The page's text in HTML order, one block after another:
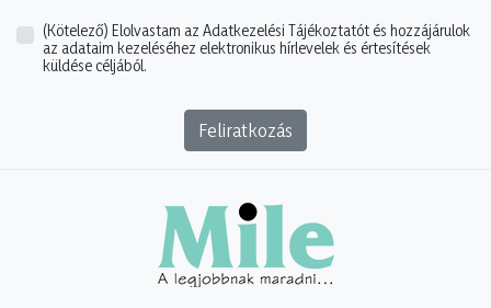
(Kötelező) Elolvastam az Adatkezelési Tájékoztatót és hozzájárulok
az adataim kezeléséhez elektronikus hírlevelek és értesítések
küldése céljából.
Feliratkozás